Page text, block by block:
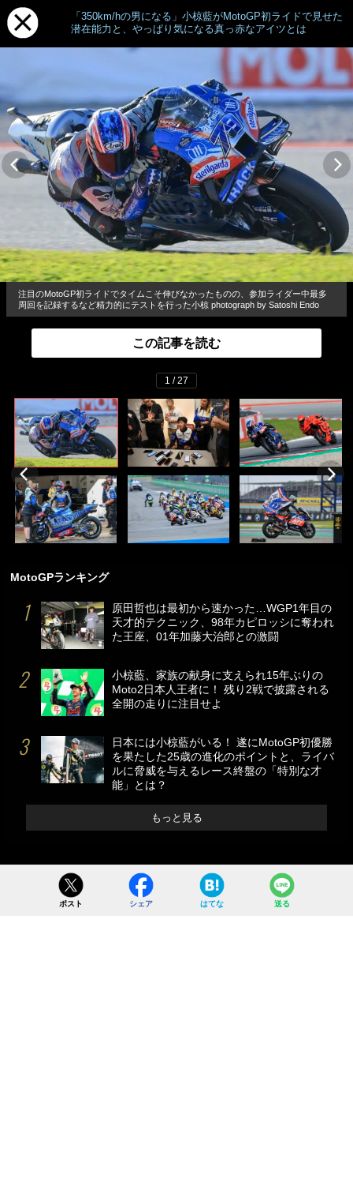
「350km/hの男になる」小椋藍がMotoGP初ライドで見せた
潜在能力と、やっぱり気になる真っ赤なアイツとは
注目のMotoGP初ライドでタイムこそ伸びなかったものの、参加ライダー中最多
周回を記録するなど精力的にテストを行った小椋 photograph by Satoshi Endo
この記事を読む
1 / 27
MotoGPランキング
原田哲也は最初から速かった…WGP1年目の
天才的テクニック、98年カピロッシに奪われ
た王座、01年加藤大治郎との激闘
小椋藍、家族の献身に支えられ15年ぶりの
Moto2日本人王者に！ 残り2戦で披露される
全開の走りに注目せよ
日本には小椋藍がいる！ 遂にMotoGP初優勝
を果たした25歳の進化のポイントと、ライバ
ルに脅威を与えるレース終盤の「特別な才
能」とは？
もっと見る
ポスト シェア はてな 送る